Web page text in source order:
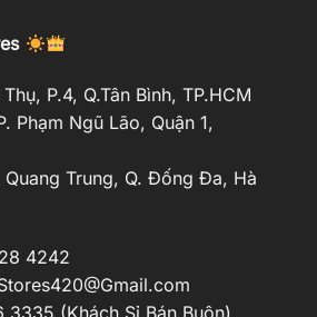
P.4, Q.Tân Bình, TP.HCM
Phạm Ngũ Lão, Quận 1,
Quang Trung, Q. Đống Đa, Hà
4242
3335 (Khách Sỉ Bán Buôn)